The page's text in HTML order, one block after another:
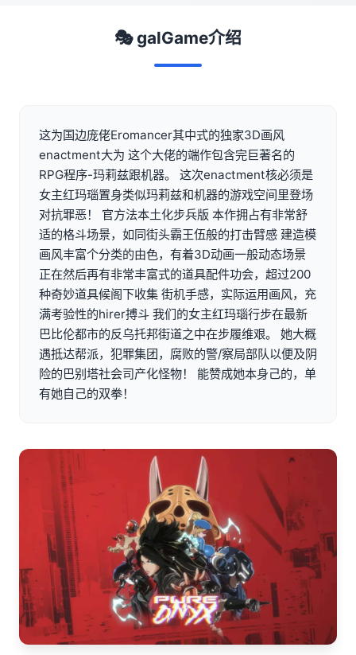
🎭 galGame介绍
这为国边庞佬Eromancer其中式的独家3D画风
enactment大为 这个大佬的端作包含完巨著名的
RPG程序-玛莉兹跟机器。 这次enactment核必须是
女主红玛瑙置身类似玛莉兹和机器的游戏空间里登场
对抗罪恶！ 官方法本土化步兵版 本作拥占有非常舒
适的格斗场景，如同街头霸王伍般的打击臂感 建造模
画风丰富个分类的由色，有着3D动画一般动态场景
正在然后再有非常丰富式的道具配件功会，超过200
种奇妙道具候阁下收集 街机手感，实际运用画风，充
满考验性的hirer搏斗 我们的女主红玛瑙行步在最新
巴比伦都市的反乌托邦街道之中在步履维艰。 她大概
遇抵达帮派，犯罪集团，腐败的警/察局部队以便及阴
险的巴别塔社会司产化怪物！ 能赞成她本身己的，单
有她自己的双拳！